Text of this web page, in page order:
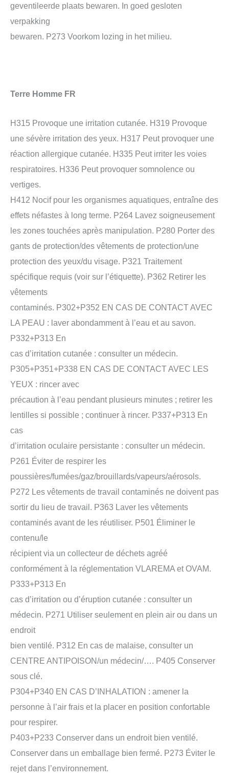
geventileerde plaats bewaren. In goed gesloten
verpakking
bewaren. P273 Voorkom lozing in het milieu.
Terre Homme FR
H315 Provoque une irritation cutanée. H319 Provoque
une sévère irritation des yeux. H317 Peut provoquer une
réaction allergique cutanée. H335 Peut irriter les voies
respiratoires. H336 Peut provoquer somnolence ou
vertiges.
H412 Nocif pour les organismes aquatiques, entraîne des
effets néfastes à long terme. P264 Lavez soigneusement
les zones touchées après manipulation. P280 Porter des
gants de protection/des vêtements de protection/une
protection des yeux/du visage. P321 Traitement
spécifique requis (voir sur l’étiquette). P362 Retirer les
vêtements
contaminés. P302+P352 EN CAS DE CONTACT AVEC
LA PEAU : laver abondamment à l’eau et au savon.
P332+P313 En
cas d’irritation cutanée : consulter un médecin.
P305+P351+P338 EN CAS DE CONTACT AVEC LES
YEUX : rincer avec
précaution à l’eau pendant plusieurs minutes ; retirer les
lentilles si possible ; continuer à rincer. P337+P313 En
cas
d’irritation oculaire persistante : consulter un médecin.
P261 Éviter de respirer les
poussières/fumées/gaz/brouillards/vapeurs/aérosols.
P272 Les vêtements de travail contaminés ne doivent pas
sortir du lieu de travail. P363 Laver les vêtements
contaminés avant de les réutiliser. P501 Éliminer le
contenu/le
récipient via un collecteur de déchets agréé
conformément à la réglementation VLAREMA et OVAM.
P333+P313 En
cas d’irritation ou d’éruption cutanée : consulter un
médecin. P271 Utiliser seulement en plein air ou dans un
endroit
bien ventilé. P312 En cas de malaise, consulter un
CENTRE ANTIPOISON/un médecin/…. P405 Conserver
sous clé.
P304+P340 EN CAS D’INHALATION : amener la
personne à l’air frais et la placer en position confortable
pour respirer.
P403+P233 Conserver dans un endroit bien ventilé.
Conserver dans un emballage bien fermé. P273 Éviter le
rejet dans l’environnement.